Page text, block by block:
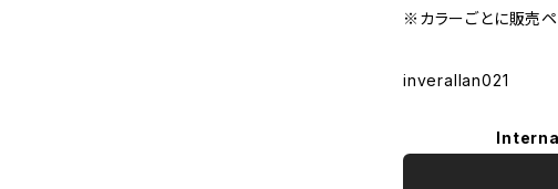
※カラーごとに販売ペ
inverallan021